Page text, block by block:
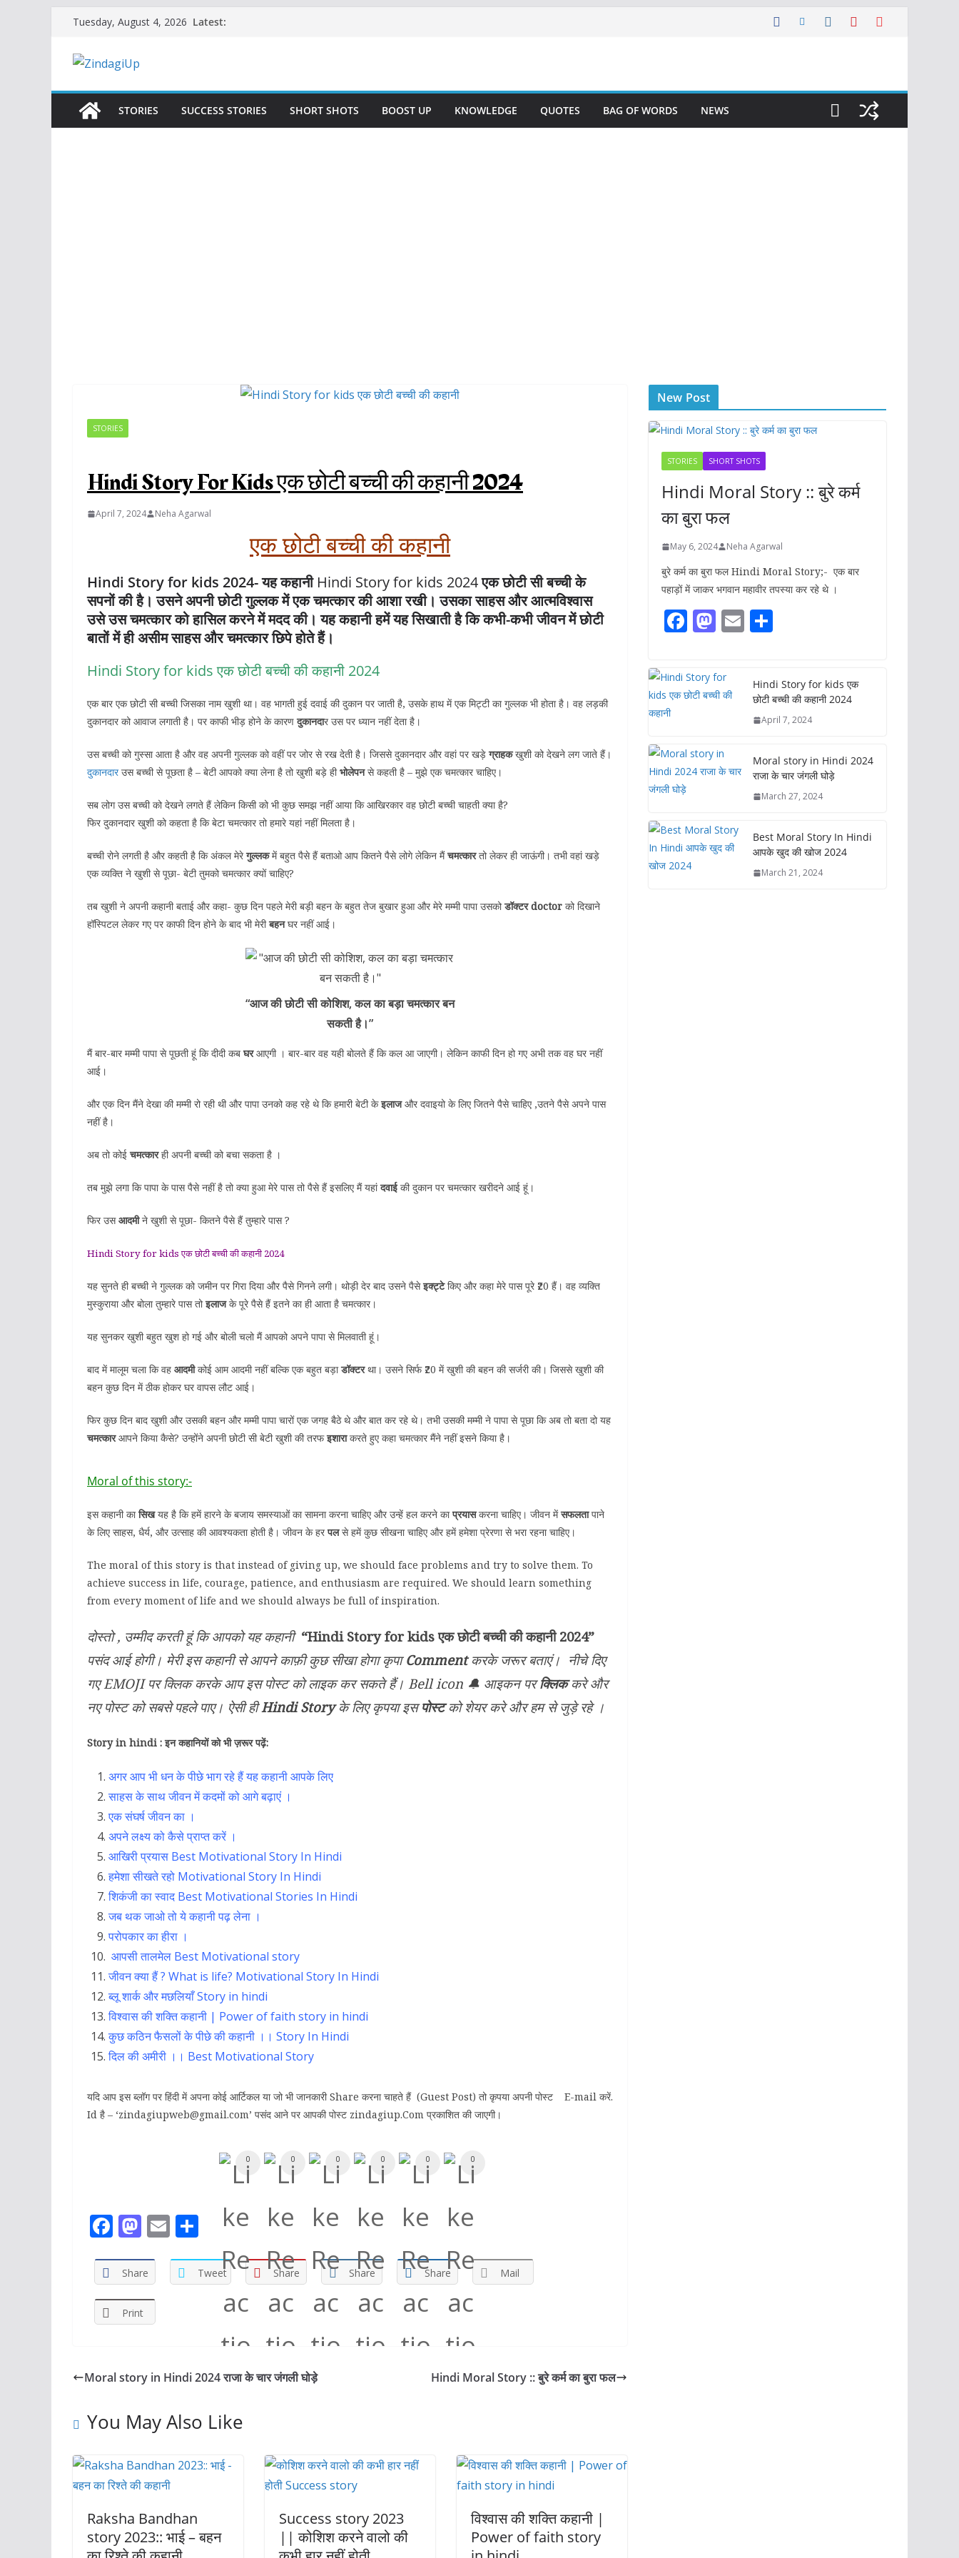
content
Tuesday, August 4, 2026 Latest:
STORIES SUCCESS STORIES SHORT SHOTS BOOST UP KNOWLEDGE QUOTES BAG OF WORDS NEWS
STORIES
Hindi Story For Kids एक छोटी बच्ची की कहानी 2024
April 7, 2024 Neha Agarwal
एक छोटी बच्ची की कहानी
Hindi Story for kids 2024- यह कहानी Hindi Story for kids 2024एक छोटी सी बच्ची के
सपनों की है। उसने अपनी छोटी गुल्लक में एक चमत्कार की आशा रखी। उसका साहस और आत्मविश्वास
उसे उस चमत्कार को हासिल करने में मदद की। यह कहानी हमें यह सिखाती है कि कभी-कभी जीवन में छोटी
बातों में ही असीम साहस और चमत्कार छिपे होते हैं।
Hindi Story for kids एक छोटी बच्ची की कहानी 2024
एक बार एक छोटी सी बच्ची जिसका नाम खुशी था। वह भागती हुई दवाई की दुकान पर जाती है, उसके हाथ में एक मिट्टी का गुल्लक भी होता है। वह लड़की
दुकानदार को आवाज लगाती है। पर काफी भीड़ होने के कारणदुकानदार उस पर ध्यान नहीं देता है।
उस बच्ची को गुस्सा आता है और वह अपनी गुल्लक को वहीं पर जोर से रख देती है। जिससे दुकानदार और वहां पर खड़ेग्राहकखुशी को देखने लग जाते हैं।
दुकानदारउस बच्ची से पूछता है – बेटी आपको क्या लेना है तो खुशी बड़े हीभोलेपनसे कहती है – मुझे एक चमत्कार चाहिए।
सब लोग उस बच्ची को देखने लगते हैं लेकिन किसी को भी कुछ समझ नहीं आया कि आखिरकार वह छोटी बच्ची चाहती क्या है?
फिर दुकानदार खुशी को कहता है कि बेटा चमत्कार तो हमारे यहां नहीं मिलता है।
बच्ची रोने लगती है और कहती है कि अंकल मेरेगुल्लकमें बहुत पैसे हैं बताओ आप कितने पैसे लोगे लेकिन मैंचमत्कारतो लेकर ही जाऊंगी। तभी वहां खड़े
एक व्यक्ति ने खुशी से पूछा- बेटी तुमको चमत्कार क्यों चाहिए?
तब खुशी ने अपनी कहानी बताई और कहा- कुछ दिन पहले मेरी बड़ी बहन के बहुत तेज बुखार हुआ और मेरे मम्मी पापा उसकोडॉक्टर doctor को दिखाने
हॉस्पिटल लेकर गए पर काफी दिन होने के बाद भी मेरीबहनघर नहीं आई।
“आज की छोटी सी कोशिश, कल का बड़ा चमत्कार बन
सकती है।”
मैं बार-बार मम्मी पापा से पूछती हूं कि दीदी कबघरआएगी । बार-बार वह यही बोलते हैं कि कल आ जाएगी। लेकिन काफी दिन हो गए अभी तक वह घर नहीं
आई।
और एक दिन मैंने देखा की मम्मी रो रही थी और पापा उनको कह रहे थे कि हमारी बेटी केइलाजऔर दवाइयो के लिए जितने पैसे चाहिए ,उतने पैसे अपने पास
नहीं है।
अब तो कोईचमत्कारही अपनी बच्ची को बचा सकता है ।
तब मुझे लगा कि पापा के पास पैसे नहीं है तो क्या हुआ मेरे पास तो पैसे हैं इसलिए मैं यहांदवाईकी दुकान पर चमत्कार खरीदने आई हूं।
फिर उसआदमीने खुशी से पूछा- कितने पैसे हैं तुम्हारे पास ?
Hindi Story for kids एक छोटी बच्ची की कहानी 2024
यह सुनते ही बच्ची ने गुल्लक को जमीन पर गिरा दिया और पैसे गिनने लगी। थोड़ी देर बाद उसने पैसेइक्ट्टेकिए और कहा मेरे पास पूरे ₹20 हैं। वह व्यक्ति
मुस्कुराया और बोला तुम्हारे पास तोइलाजके पूरे पैसे हैं इतने का ही आता है चमत्कार।
यह सुनकर खुशी बहुत खुश हो गई और बोली चलो मैं आपको अपने पापा से मिलवाती हूं।
बाद में मालूम चला कि वह आदमीकोई आम आदमी नहीं बल्कि एक बहुत बड़ाडॉक्टरथा। उसने सिर्फ ₹20 में खुशी की बहन की सर्जरी की। जिससे खुशी की
बहन कुछ दिन में ठीक होकर घर वापस लौट आई।
फिर कुछ दिन बाद खुशी और उसकी बहन और मम्मी पापा चारों एक जगह बैठे थे और बात कर रहे थे। तभी उसकी मम्मी ने पापा से पूछा कि अब तो बता दो यह
चमत्कारआपने किया कैसे? उन्होंने अपनी छोटी सी बेटी खुशी की तरफइशाराकरते हुए कहा चमत्कार मैंने नहीं इसने किया है।
Moral of this story:-
इस कहानी कासिखयह है कि हमें हारने के बजाय समस्याओं का सामना करना चाहिए और उन्हें हल करने काप्रयासकरना चाहिए। जीवन मेंसफलतापाने
के लिए साहस, धैर्य, और उत्साह की आवश्यकता होती है। जीवन के हरपलसे हमें कुछ सीखना चाहिए और हमें हमेशा प्रेरणा से भरा रहना चाहिए।
The moral of this story is that instead of giving up, we should face problems and try to solve them. To
achieve success in life, courage, patience, and enthusiasm are required. We should learn something
from every moment of life and we should always be full of inspiration.
दोस्तो , उम्मीद करती हूं कि आपको यह कहानी “Hindi Story for kids एक छोटी बच्ची की कहानी 2024”
पसंद आई होगी। मेरी इस कहानी से आपने काफ़ी कुछ सीखा होगा कृपाCommentकरके जरूर बताएं। नीचे दिए
गए EMOJI पर क्लिक करके आप इस पोस्ट को लाइक कर सकते हैं। Bell icon 🔔 आइकन परक्लिककरे और
नए पोस्ट को सबसे पहले पाए। ऐसी हीHindi Storyके लिए कृपया इसपोस्टको शेयर करे और हम से जुड़े रहे ।
Story in hindi : इन कहानियों को भी ज़रूर पढ़ें:
अगर आप भी धन के पीछे भाग रहे हैं यह कहानी आपके लिए
साहस के साथ जीवन में कदमों को आगे बढ़ाएं ।
एक संघर्ष जीवन का ।
अपने लक्ष्य को कैसे प्राप्त करें ।
आखिरी प्रयास Best Motivational Story In Hindi
हमेशा सीखते रहो Motivational Story In Hindi
शिकंजी का स्वाद Best Motivational Stories In Hindi
जब थक जाओ तो ये कहानी पढ़ लेना ।
परोपकार का हीरा ।
आपसी तालमेल Best Motivational story
जीवन क्या हैं ? What is life? Motivational Story In Hindi
ब्लू शार्क और मछलियाँ Story in hindi
विश्वास की शक्ति कहानी | Power of faith story in hindi
कुछ कठिन फैसलों के पीछे की कहानी ।। Story In Hindi
दिल की अमीरी ।। Best Motivational Story
यदि आप इस ब्लॉग पर हिंदी में अपना कोई आर्टिकल या जो भी जानकारी Share करना चाहते हैं (Guest Post) तो कृपया अपनी पोस्ट E-mail करें.
Id है – ‘zindagiupweb@gmail.com’ पसंद आने पर आपकी पोस्ट zindagiup.Com प्रकाशित की जाएगी।
0 0 0 0 0 0
F
e
b
o
M
to
d
o
E
ai
l
ar
e
Share Tweet Share Share Share Mail
Print
Moral story in Hindi 2024 राजा के चार जंगली घोड़े Hindi Moral Story :: बुरे कर्म का बुरा फल
You May Also Like
Raksha Bandhan
story 2023:: भाई – बहन
Success story 2023
|| कोशिश करने वालो की
विश्वास की शक्ति कहानी |
Power of faith story
New Post
STORIES SHORT SHOTS
Hindi Moral Story :: बुरे कर्म
का बुरा फल
May 6, 2024 Neha Agarwal
बुरे कर्म का बुरा फल Hindi Moral Story;- एक बार
पहाड़ों में जाकर भगवान महावीर तपस्या कर रहे थे ।
F
e
b
k
M
to
d
E
e
Hindi Story for kids एक
छोटी बच्ची की कहानी 2024
April 7, 2024
Moral story in Hindi 2024
राजा के चार जंगली घोड़े
March 27, 2024
Best Moral Story In Hindi
आपके खुद की खोज 2024
March 21, 2024